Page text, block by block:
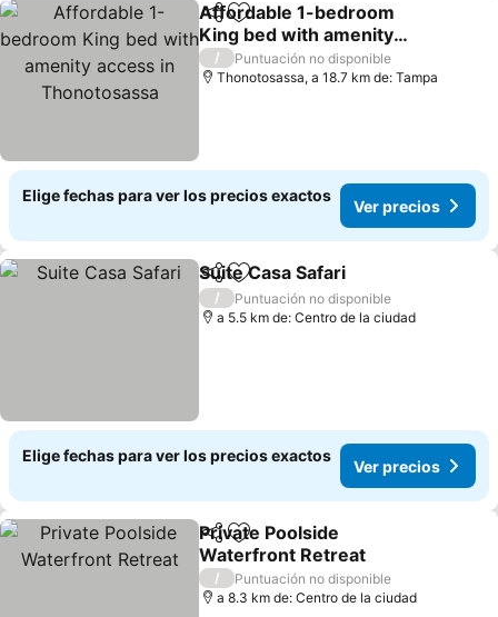
CompartirAgregar a favoritos
Affordable 1-bedroom
King bed with amenity
access in Thonotosassa
/
Puntuación no disponible
Thonotosassa, a 18.7 km de: Tampa
Elige fechas para ver los precios exactos
Ver precios
CompartirAgregar a favoritos
Suite Casa Safari
/
Puntuación no disponible
a 5.5 km de: Centro de la ciudad
Elige fechas para ver los precios exactos
Ver precios
CompartirAgregar a favoritos
Private Poolside
Waterfront Retreat
/
Puntuación no disponible
a 8.3 km de: Centro de la ciudad